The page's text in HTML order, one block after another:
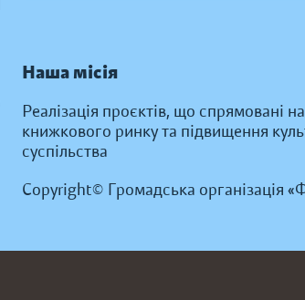
Наша місія
Реалізація проєктів, що спрямовані
книжкового ринку та підвищення
суспільства
Copyright© Громадська організація